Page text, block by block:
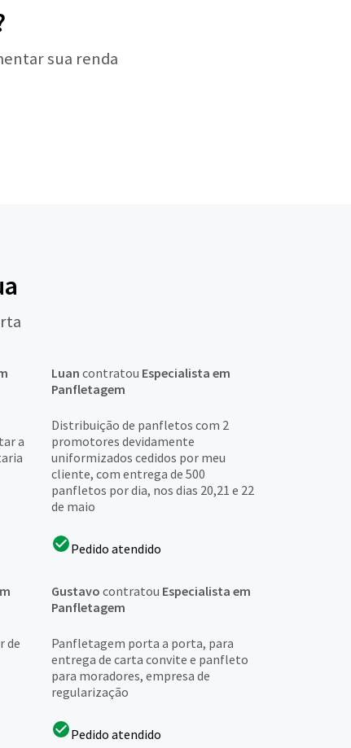
sua renda
a
Luan contratou Especialista em
Panfletagem
Distribuição de panfletos com 2
promotores devidamente
uniformizados cedidos por meu
cliente, com entrega de 500
panfletos por dia, nos dias 20,21 e 22
de maio
Pedido atendido
de
Gustavo contratou Especialista em
Panfletagem
Panfletagem porta a porta, para
entrega de carta convite e panfleto
para moradores, empresa de
regularização
Pedido atendido